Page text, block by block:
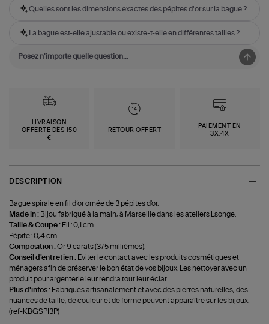
Quelles sont les dimensions exactes des pépites d'or sur la bague ?
La bague est-elle ajustable ou existe-t-elle en différentes tailles ?
LIVRAISON
OFFERTE DÈS 150
€
RETOUR OFFERT
PAIEMENT EN
3X,4X
DESCRIPTION
Bague spirale en fil d’or ornée de 3 pépites d'or.
Made in : Bijou fabriqué à la main, à Marseille dans les ateliers Lsonge.
Taille & Coupe : Fil : 0,1 cm.
Pépite : 0,4 cm.
Composition :Or 9 carats (375 millièmes).
Conseil d'entretien : Eviter le contact avec les produits cosmétiques et
ménagers afin de préserver le bon état de vos bijoux. Les nettoyer avec un
produit pour argenterie leur rendra tout leur éclat.
Plus d'infos : Fabriqués artisanalement et avec des pierres naturelles, des
nuances de taille, de couleur et de forme peuvent apparaître sur les bijoux.
(ref-KBGSPI3P)